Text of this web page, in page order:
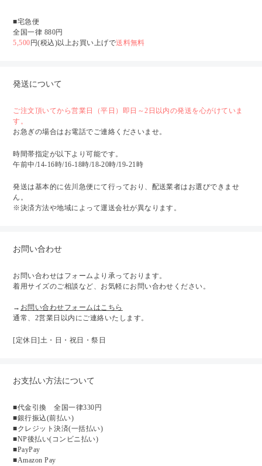
■宅急便
全国一律 880円
5,500 円(税込)以上お買い上げで送料無料
発送について
ご注文頂いてから営業日（平日）即日～2日以内の発送を心がけていま
す。
お急ぎの場合はお電話でご連絡くださいませ。
時間帯指定が以下より可能です。
午前中/14-16時/16-18時/18-20時/19-21時
発送は基本的に佐川急便にて行っており、配送業者はお選びできませ
ん。
※決済方法や地域によって運送会社が異なります。
お問い合わせ
お問い合わせはフォームより承っております。
着用サイズのご相談など、お気軽にお問い合わせください。
→ お問い合わせフォームはこちら
通常、2営業日以内にご連絡いたします。
[定休日]土・日・祝日・祭日
お支払い方法について
■代金引換 全国一律330円
■銀行振込(前払い)
■クレジット決済(一括払い)
■NP後払い(コンビニ払い)
■PayPay
■Amazon Pay